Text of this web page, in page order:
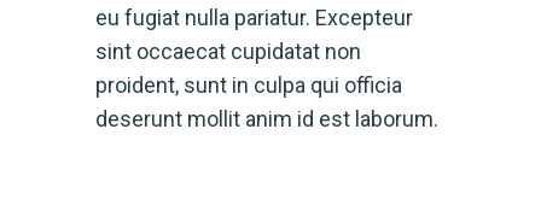
eu fugiat nulla pariatur. Excepteur
sint occaecat cupidatat non
proident, sunt in culpa qui officia
deserunt mollit anim id est laborum.